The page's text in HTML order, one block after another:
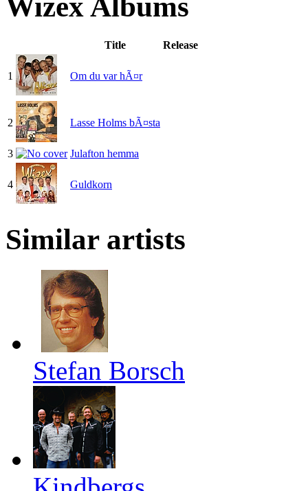
Wizex Albums
Title Release
1 Om du var hÃ¤r
2 Lasse Holms bÃ¤sta
3 Julafton hemma
4 Guldkorn
Similar artists
Stefan Borsch